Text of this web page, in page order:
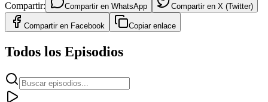
Compartir: Compartir en WhatsApp Compartir en X (Twitter)
Compartir en Facebook Copiar enlace
Todos los Episodios